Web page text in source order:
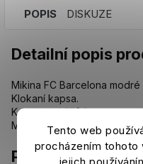
Tento web
procházením tohoto
jejich
POPIS DISKUZE
Detailní popis
Mikina FC Barcelona
Klokaní kapsa.
Kapuce se šňůrkou.
Materiál: 60% bavlna a 40%
Parametry